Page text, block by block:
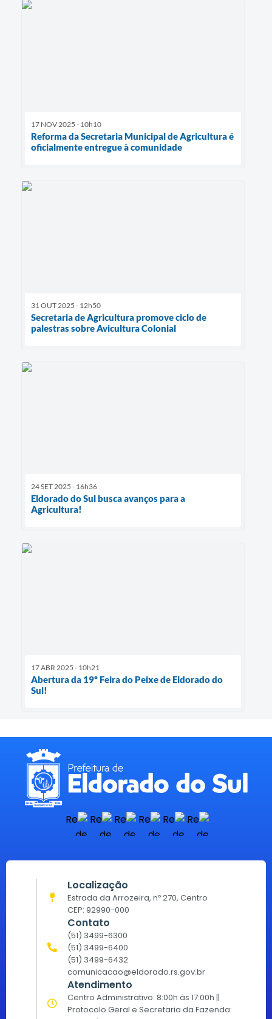
17 NOV 2025 - 10h10
Reforma da Secretaria Municipal de Agricultura é
oficialmente entregue à comunidade
31 OUT 2025 - 12h50
Secretaria de Agricultura promove ciclo de
palestras sobre Avicultura Colonial
24 SET 2025 - 16h36
Eldorado do Sul busca avanços para a
Agricultura!
17 ABR 2025 - 10h21
Abertura da 19º Feira do Peixe de Eldorado do
Sul!
Localização
Estrada da Arrozeira, nº 270, Centro
CEP: 92990-000
Contato
(51) 3499-6300
(51) 3499-6400
(51) 3499-6432
comunicacao@eldorado.rs.gov.br
Atendimento
Centro Administrativo: 8:00h às 17:00h ||
Protocolo Geral e Secretaria da Fazenda: